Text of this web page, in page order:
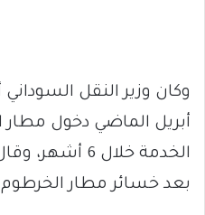
وكان وزير النقل السوداني
أبريل الماضي دخول مطار
الخدمة خلال
بعد خسائر مطار الخرطوم